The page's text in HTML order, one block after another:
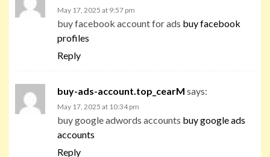
May 17, 2025 at 9:57 pm
buy facebook account for ads buy facebook
profiles
Reply
buy-ads-account.top_cearM says:
May 17, 2025 at 10:34 pm
buy google adwords accounts buy google ads
accounts
Reply